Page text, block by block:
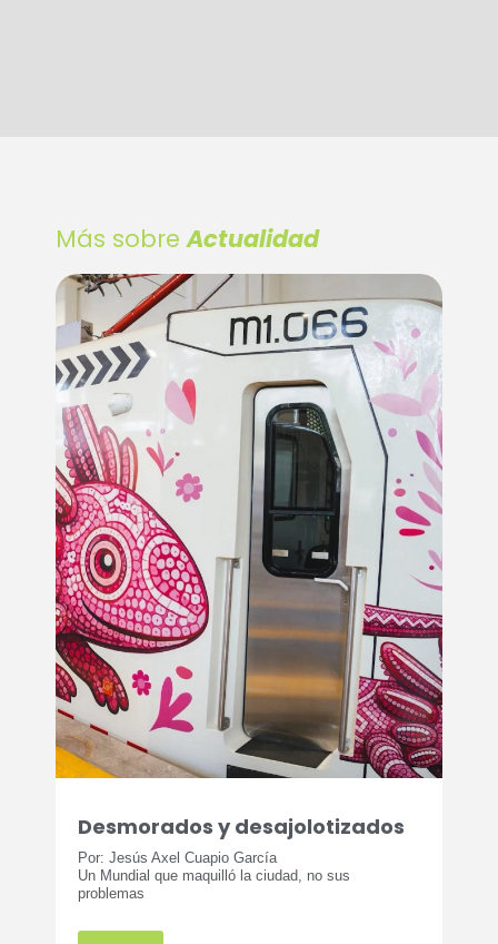
Más sobreActualidad
Desmorados y desajolotizados
Por: Jesús Axel Cuapio García
Un Mundial que maquilló la ciudad, no sus
problemas